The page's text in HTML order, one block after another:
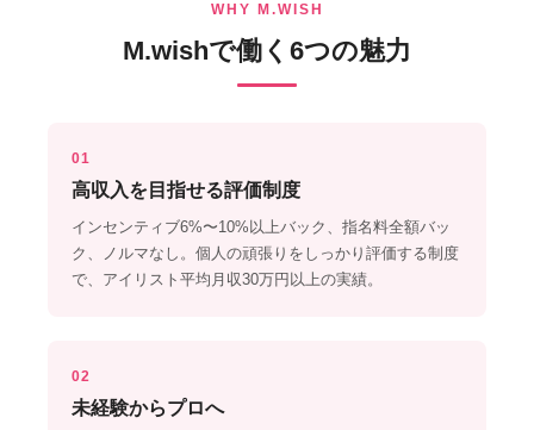
WHY M.WISH
M.wishで働く6つの魅力
01
高収入を目指せる評価制度
インセンティブ6%〜10%以上バック、指名料全額バッ
ク、ノルマなし。個人の頑張りをしっかり評価する制度
で、アイリスト平均月収30万円以上の実績。
02
未経験からプロへ